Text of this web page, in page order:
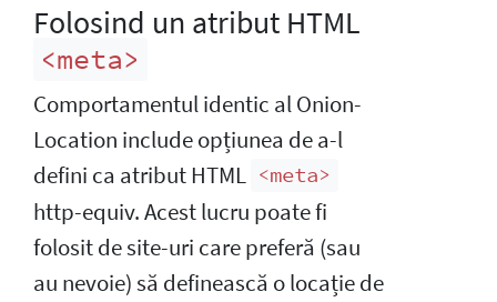
Folosind un atribut HTML
<meta>
Comportamentul identic al Onion-
Location include opțiunea de a-l
defini ca atribut HTML <meta>
http-equiv. Acest lucru poate fi
folosit de site-uri care preferă (sau
au nevoie) să definească o locație de